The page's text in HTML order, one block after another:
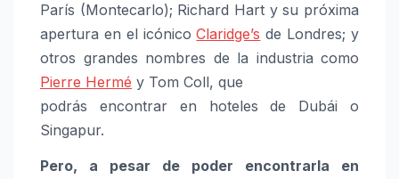
París (Montecarlo); Richard Hart y su próxima
apertura en el icónicoClaridge’s de Londres; y
otros grandes nombres de la industria como
Pierre Hermé y Tom Coll, que
podrás encontrar en hoteles de Dubái o
Singapur.
Pero, a pesar de poder encontrarla en